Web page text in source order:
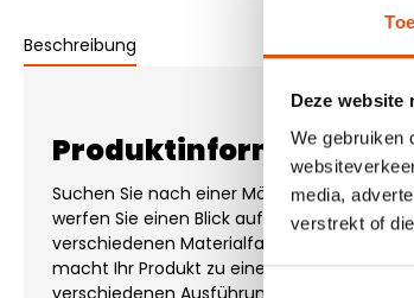
Deze website
We gebruiken
media,
verstrekt of
Beschreibung
Produktinformationen
Suchen Sie nach einer Möglichkeit, Ihr
werfen Sie einen Blick auf unsere
verschiedenen Materialfarben, Drucken
macht Ihr Produkt zu einem echten
verschiedenen Ausführungen innerhalb